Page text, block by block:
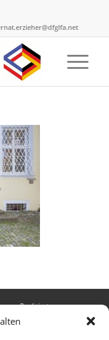
- Realisiert von